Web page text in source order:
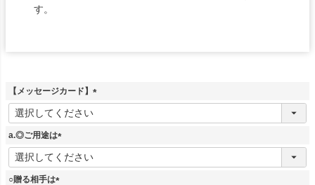
す。
【メッセージカード】
(
a.◎ご用途は
(
必
須
○贈る相手は